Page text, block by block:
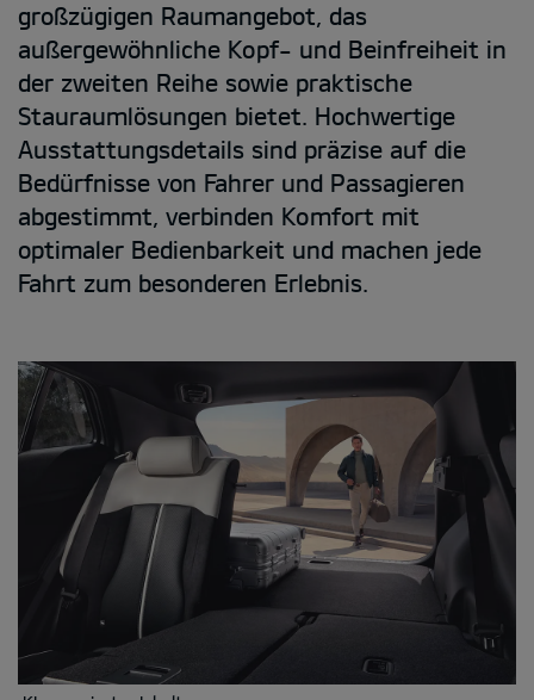
großzügigen Raumangebot, das
außergewöhnliche Kopf- und Beinfreiheit in
der zweiten Reihe sowie praktische
Stauraumlösungen bietet. Hochwertige
Ausstattungsdetails sind präzise auf die
Bedürfnisse von Fahrer und Passagieren
abgestimmt, verbinden Komfort mit
optimaler Bedienbarkeit und machen jede
Fahrt zum besonderen Erlebnis.